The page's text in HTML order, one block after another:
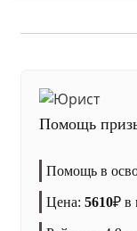
Помощь
Помощь в
Цена: 5610₽ в